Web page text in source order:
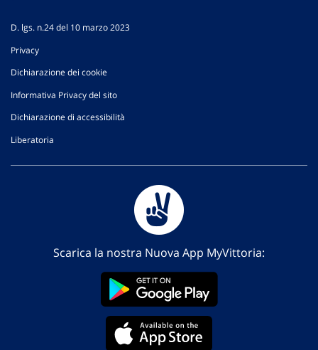
D. lgs. n.24 del 10 marzo 2023
Privacy
Dichiarazione dei cookie
Informativa Privacy del sito
Dichiarazione di accessibilità
Liberatoria
Scarica la nostra Nuova App MyVittoria: